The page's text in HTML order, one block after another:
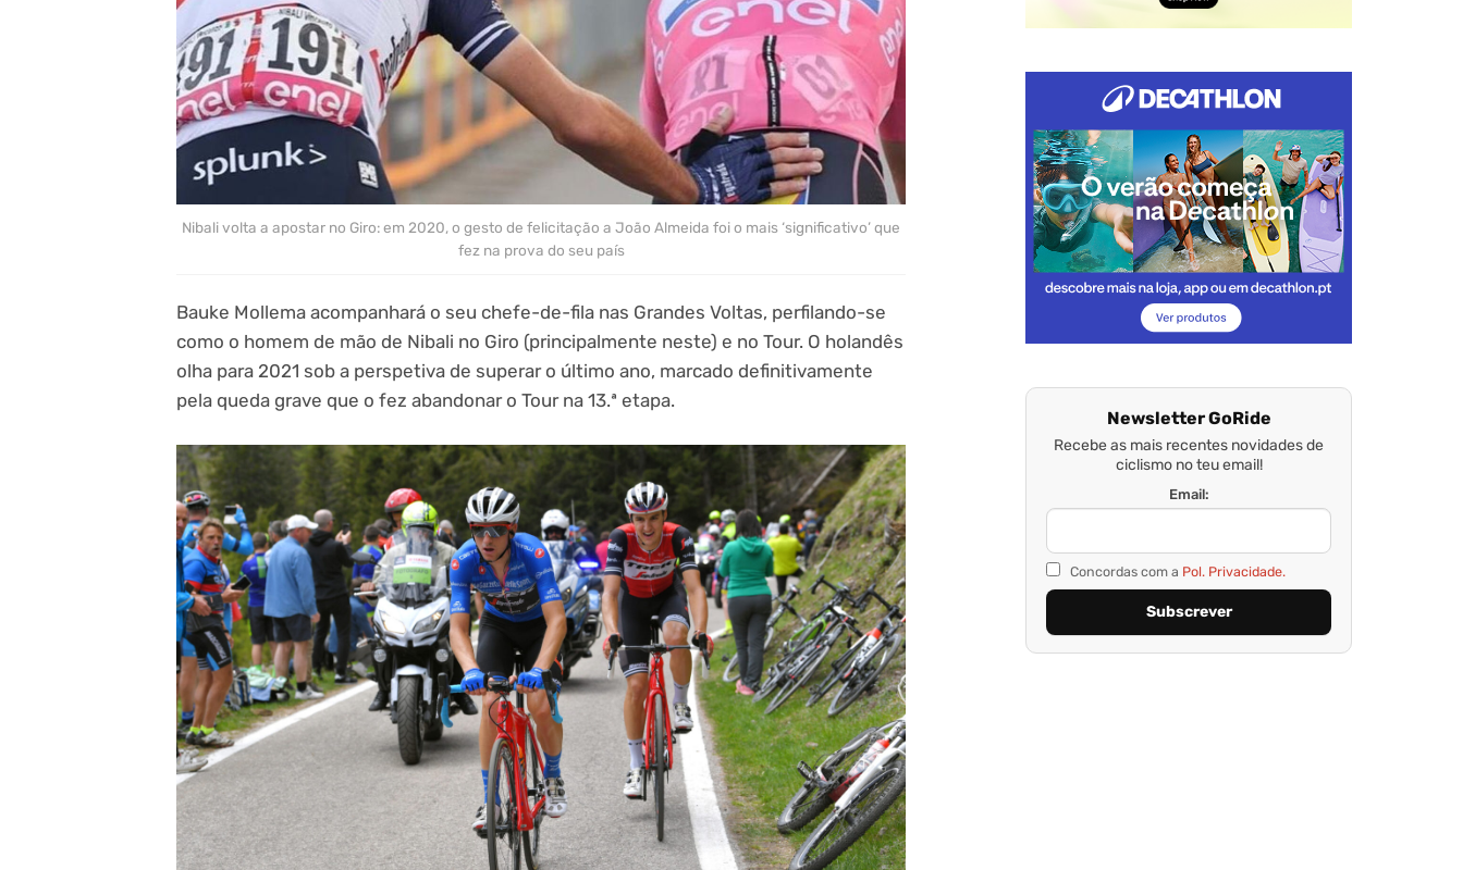
Nibali volta a apostar no Giro: em 2020, o gesto de felicitação a João Almeida foi o mais ‘significativo’ que
fez na prova do seu país
Bauke Mollema acompanhará o seu chefe-de-fila nas Grandes Voltas, perfilando-se
como o homem de mão de Nibali no Giro (principalmente neste) e no Tour. O holandês
olha para 2021 sob a perspetiva de superar o último ano, marcado definitivamente
pela queda grave que o fez abandonar o Tour na 13.ª etapa.
Newsletter GoRide
Recebe as mais recentes novidades de
ciclismo no teu email!
Email:
Concordas com a Pol. Privacidade.